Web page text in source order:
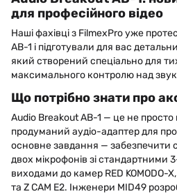
для професійного відео
Наші фахівці з FilmexPro уже
AB-1 і підготували для вас
який створений спеціально для
максимального контролю над
Що потрібно знати про
Audio Breakout AB-1 — це не просто
продуманий аудіо-адаптер для
основне завдання — забезпечити
двох мікрофонів зі стандартними
виходами до камер RED KOMODO-
та Z CAM E2. Інженери MID49